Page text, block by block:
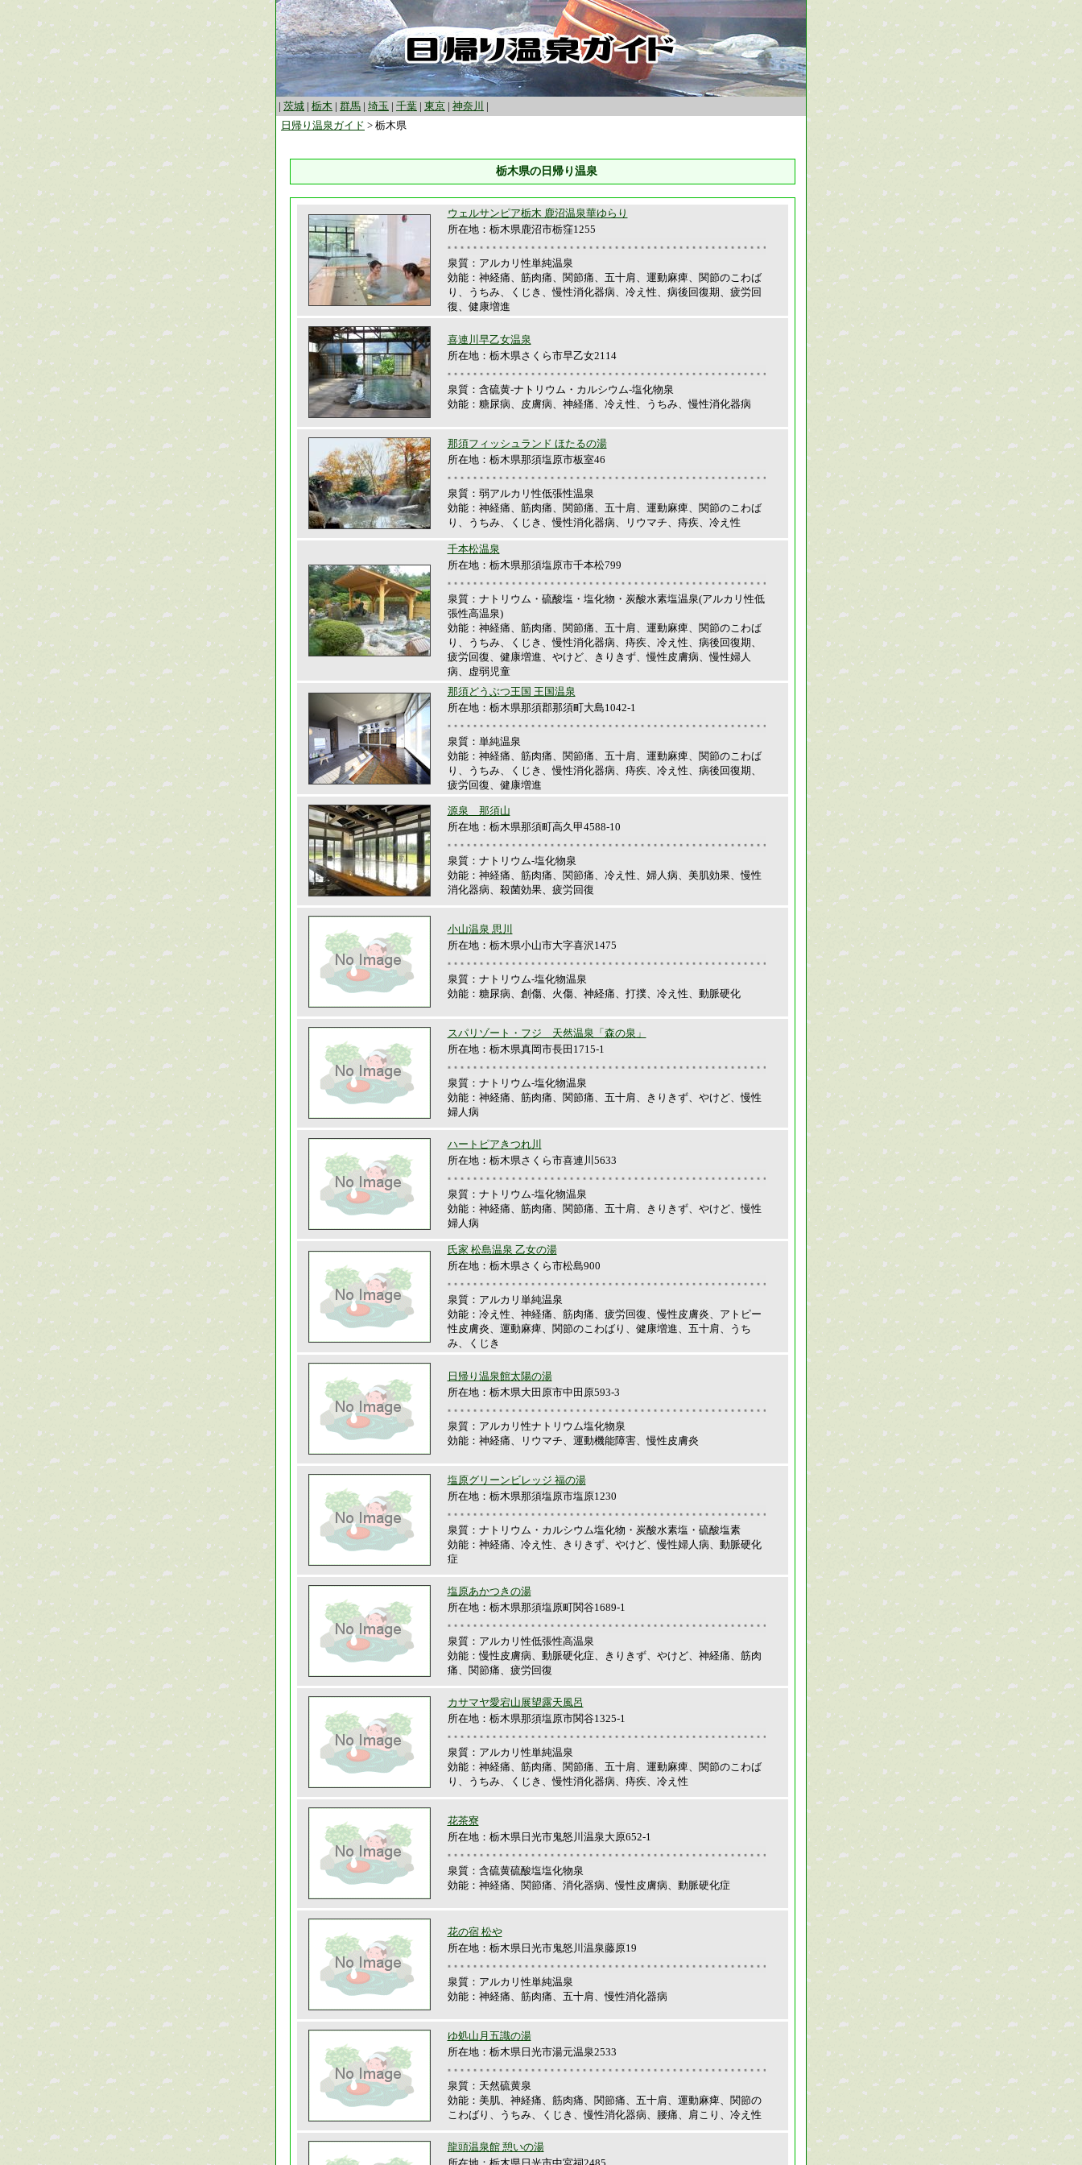
| 茨城 | 栃木 | 群馬 | 埼玉 | 千葉 | 東京 | 神奈川 |
日帰り温泉ガイド > 栃木県
栃木県の日帰り温泉
ウェルサンピア栃木 鹿沼温泉華ゆらり
所在地：栃木県鹿沼市栃窪1255
泉質：アルカリ性単純温泉
効能：神経痛、筋肉痛、関節痛、五十肩、運動麻痺、関節のこわば
り、うちみ、くじき、慢性消化器病、冷え性、病後回復期、疲労回
復、健康増進
喜連川早乙女温泉
所在地：栃木県さくら市早乙女2114
泉質：含硫黄-ナトリウム・カルシウム-塩化物泉
効能：糖尿病、皮膚病、神経痛、冷え性、うちみ、慢性消化器病
那須フィッシュランド ほたるの湯
所在地：栃木県那須塩原市板室46
泉質：弱アルカリ性低張性温泉
効能：神経痛、筋肉痛、関節痛、五十肩、運動麻痺、関節のこわば
り、うちみ、くじき、慢性消化器病、リウマチ、痔疾、冷え性
千本松温泉
所在地：栃木県那須塩原市千本松799
泉質：ナトリウム・硫酸塩・塩化物・炭酸水素塩温泉(アルカリ性低
張性高温泉)
効能：神経痛、筋肉痛、関節痛、五十肩、運動麻痺、関節のこわば
り、うちみ、くじき、慢性消化器病、痔疾、冷え性、病後回復期、
疲労回復、健康増進、やけど、きりきず、慢性皮膚病、慢性婦人
病、虚弱児童
那須どうぶつ王国 王国温泉
所在地：栃木県那須郡那須町大島1042-1
泉質：単純温泉
効能：神経痛、筋肉痛、関節痛、五十肩、運動麻痺、関節のこわば
り、うちみ、くじき、慢性消化器病、痔疾、冷え性、病後回復期、
疲労回復、健康増進
源泉 那須山
所在地：栃木県那須町高久甲4588-10
泉質：ナトリウム-塩化物泉
効能：神経痛、筋肉痛、関節痛、冷え性、婦人病、美肌効果、慢性
消化器病、殺菌効果、疲労回復
小山温泉 思川
所在地：栃木県小山市大字喜沢1475
泉質：ナトリウム-塩化物温泉
効能：糖尿病、創傷、火傷、神経痛、打撲、冷え性、動脈硬化
スパリゾート・フジ 天然温泉「森の泉」
所在地：栃木県真岡市長田1715-1
泉質：ナトリウム‐塩化物温泉
効能：神経痛、筋肉痛、関節痛、五十肩、きりきず、やけど、慢性
婦人病
ハートピアきつれ川
所在地：栃木県さくら市喜連川5633
泉質：ナトリウム‐塩化物温泉
効能：神経痛、筋肉痛、関節痛、五十肩、きりきず、やけど、慢性
婦人病
氏家 松島温泉 乙女の湯
所在地：栃木県さくら市松島900
泉質：アルカリ単純温泉
効能：冷え性、神経痛、筋肉痛、疲労回復、慢性皮膚炎、アトピー
性皮膚炎、運動麻痺、関節のこわばり、健康増進、五十肩、うち
み、くじき
日帰り温泉館太陽の湯
所在地：栃木県大田原市中田原593-3
泉質：アルカリ性ナトリウム塩化物泉
効能：神経痛、リウマチ、運動機能障害、慢性皮膚炎
塩原グリーンビレッジ 福の湯
所在地：栃木県那須塩原市塩原1230
泉質：ナトリウム・カルシウム塩化物・炭酸水素塩・硫酸塩素
効能：神経痛、冷え性、きりきず、やけど、慢性婦人病、動脈硬化
症
塩原あかつきの湯
所在地：栃木県那須塩原町関谷1689-1
泉質：アルカリ性低張性高温泉
効能：慢性皮膚病、動脈硬化症、きりきず、やけど、神経痛、筋肉
痛、関節痛、疲労回復
カサマヤ愛宕山展望露天風呂
所在地：栃木県那須塩原市関谷1325-1
泉質：アルカリ性単純温泉
効能：神経痛、筋肉痛、関節痛、五十肩、運動麻痺、関節のこわば
り、うちみ、くじき、慢性消化器病、痔疾、冷え性
花茶寮
所在地：栃木県日光市鬼怒川温泉大原652-1
泉質：含硫黄硫酸塩塩化物泉
効能：神経痛、関節痛、消化器病、慢性皮膚病、動脈硬化症
花の宿 松や
所在地：栃木県日光市鬼怒川温泉藤原19
泉質：アルカリ性単純温泉
効能：神経痛、筋肉痛、五十肩、慢性消化器病
ゆ処山月五識の湯
所在地：栃木県日光市湯元温泉2533
泉質：天然硫黄泉
効能：美肌、神経痛、筋肉痛、関節痛、五十肩、運動麻痺、関節の
こわばり、うちみ、くじき、慢性消化器病、腰痛、肩こり、冷え性
龍頭温泉館 憩いの湯